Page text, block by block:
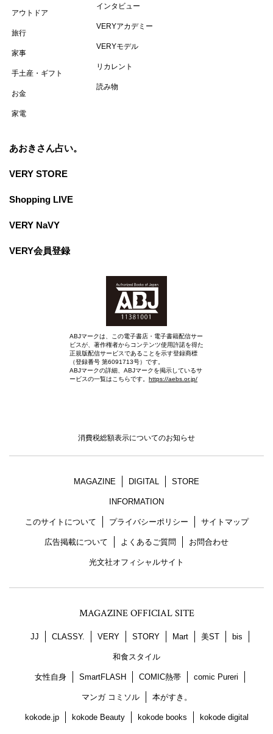
アウトドア
旅行
家事
手土産・ギフト
お金
家電
インタビュー
VERYアカデミー
VERYモデル
リカレント
読み物
あおきさん占い。
VERY STORE
Shopping LIVE
VERY NaVY
VERY会員登録
ABJマークは、この電子書店・電子書籍配信サー
ビスが、著作権者からコンテンツ使用許諾を得た
正規版配信サービスであることを示す登録商標
（登録番号 第6091713号）です。
ABJマークの詳細、ABJマークを掲示しているサ
ービスの一覧はこちらです。 https://aebs.or.jp/
消費税総額表示についてのお知らせ
MAGAZINE DIGITAL STORE
INFORMATION
このサイトについて プライバシーポリシー サイトマップ
広告掲載について よくあるご質問 お問合わせ
光文社オフィシャルサイト
MAGAZINE OFFICIAL SITE
JJ CLASSY. VERY STORY Mart 美ST bis
和食スタイル
女性自身 SmartFLASH COMIC熱帯 comic Pureri
マンガ コミソル 本がすき。
kokode.jp kokode Beauty kokode books kokode digital